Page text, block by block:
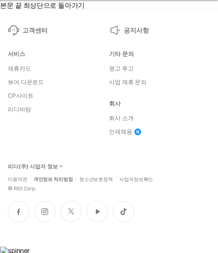
본문 끝 최상단으로 돌아가기
고객센터 공지사항
서비스
제휴카드
뷰어 다운로드
CP사이트
리디바탕
기타 문의
원고 투고
사업 제휴 문의
회사
회사 소개
인재채용
리디(주) 사업자 정보
이용약관 개인정보 처리방침 청소년보호정책 사업자정보확인
© RIDI Corp.
페
이
인
스
트
위
유
튜
틱
톡